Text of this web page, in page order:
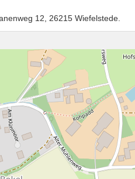
12, 26215 Wiefelstede.